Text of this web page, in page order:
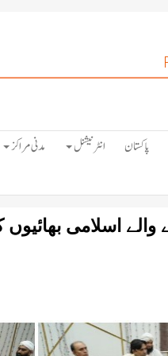
پاکستان انٹرنیشنل مدنی مراکز
اسلامی